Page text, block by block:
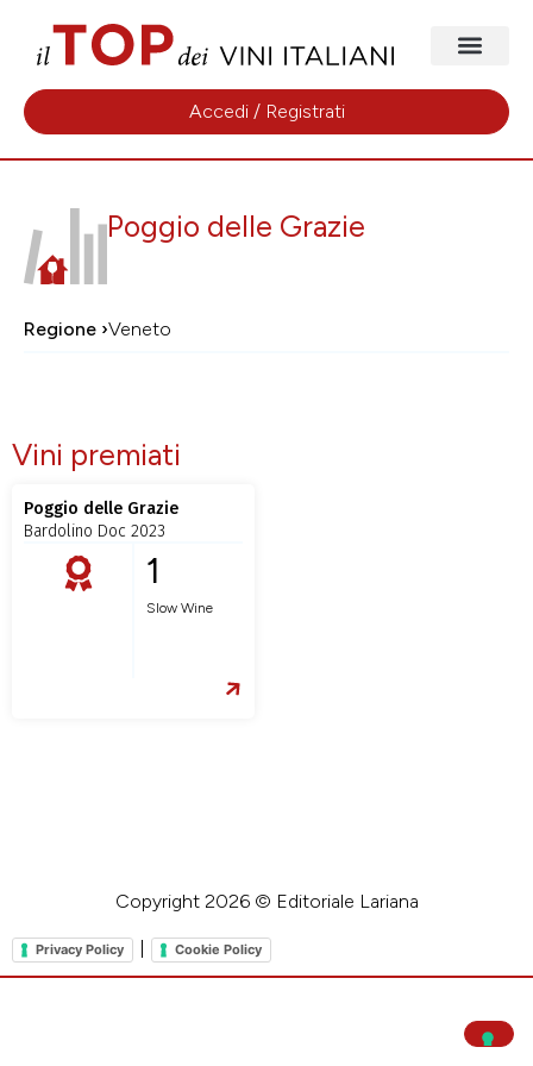
Accedi / Registrati
Poggio delle Grazie
Regione ›Veneto
Vini premiati
Poggio delle Grazie
Bardolino Doc 2023
1
Slow Wine
Copyright 2026 © Editoriale Lariana
Privacy Policy Cookie Policy